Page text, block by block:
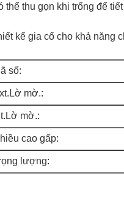
thể thu gọn khi trống để
kế gia cố cho khả năng
số:
mờ.:
mờ.:
cao gấp:
lượng: